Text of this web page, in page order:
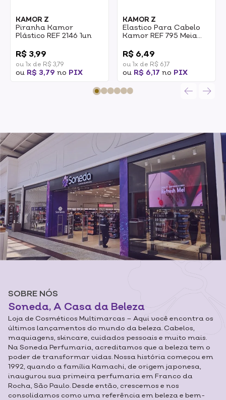
KAMOR Z
Piranha Kamor
Plástico REF 2146 1un
R$ 3,99
ou 1x de R$ 3,79
ou R$ 3,79 no PIX
KAMOR Z
Elastico Para Cabelo
Kamor REF 795 Meia
R$ 6,49
ou 1x de R$ 6,17
ou R$ 6,17 no PIX
SOBRE NÓS
Soneda, A Casa da Beleza
Loja de Cosméticos Multimarcas – Aqui você encontra os
últimos lançamentos do mundo da beleza.Cabelos,
maquiagens, skincare, cuidados pessoais e muito mais.
Na Soneda Perfumaria, acreditamos que a beleza tem o
poder de transformar vidas. Nossa história começou em
1992, quando a família Kamachi, de origem japonesa,
inaugurou sua primeira perfumaria em Franco da
Rocha, São Paulo. Desde então, crescemos e nos
consolidamos como uma referência em beleza e bem-